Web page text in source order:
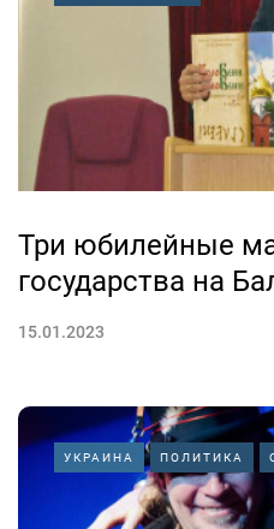
Три юбилейные
государства на
15.01.2023
УКРАИНА ПОЛИТИКА